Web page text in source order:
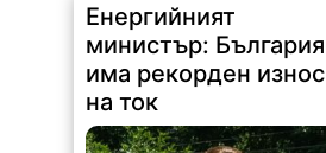
Енергийният
министър: България
има рекорден износ
на ток